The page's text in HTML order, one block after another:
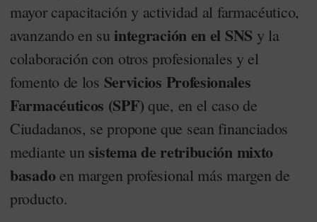
mayor capacitación y actividad al farmacéutico,
avanzando en suintegración en el SNS y la
colaboración con otros profesionales y el
fomento de los Servicios Profesionales
Farmacéuticos (SPF) que, en el caso de
Ciudadanos, se propone que sean financiados
mediante unsistema de retribución mixto
basado en margen profesional más margen de
producto.